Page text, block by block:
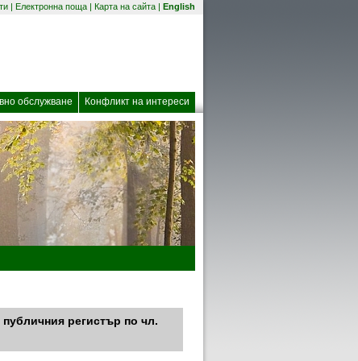
| Електронна поща (отваря се в нов прозорец)
| Карта на сайта | English
обслужване Конфликт на интереси
регистър по чл.